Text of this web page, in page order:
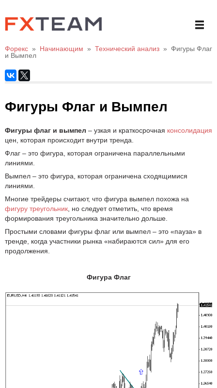
Форекс » Начинающим » Технический анализ » Фигуры Флаг
и Вымпел
Фигуры Флаг и Вымпел
Фигуры флаг и вымпел – узкая и краткосрочная консолидация
цен, которая происходит внутри тренда.
Флаг – это фигура, которая ограничена параллельными
линиями.
Вымпел – это фигура, которая ограничена сходящимися
линиями.
Многие трейдеры считают, что фигура вымпел похожа на
фигуру треугольник , но следует отметить, что время
формирования треугольника значительно дольше.
Простыми словами фигуры флаг или вымпел – это «пауза» в
тренде, когда участники рынка «набираются сил» для его
продолжения.
Фигура Флаг